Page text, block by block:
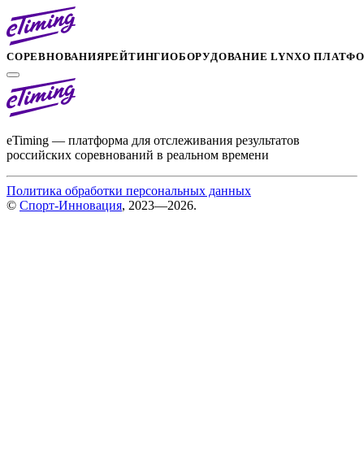
СОРЕВНОВАНИЯРЕЙТИНГИОБОРУДОВАНИЕ LYNXО
eTiming — платформа для отслеживания результатов
российских соревнований в реальном времени
Политика обработки персональных данных
© Спорт-Инновация, 2023—2026.